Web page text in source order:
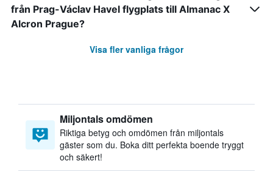
från Prag-Václav Havel flygplats till Almanac X
Alcron Prague?
Visa fler vanliga frågor
Miljontals omdömen
Riktiga betyg och omdömen från miljontals
gäster som du. Boka ditt perfekta boende tryggt
och säkert!